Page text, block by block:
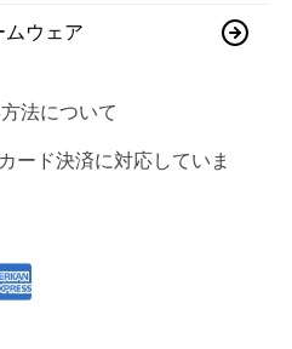
ムウェア
法について
ード決済に対応していま